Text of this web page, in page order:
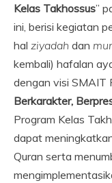
Kelas Takhossus”
ini, berisi kegiatan
hal ziyadah dan
kembali) hafalan
dengan visi SMAIT
Berkarakter,
Program Kelas
dapat
Quran serta